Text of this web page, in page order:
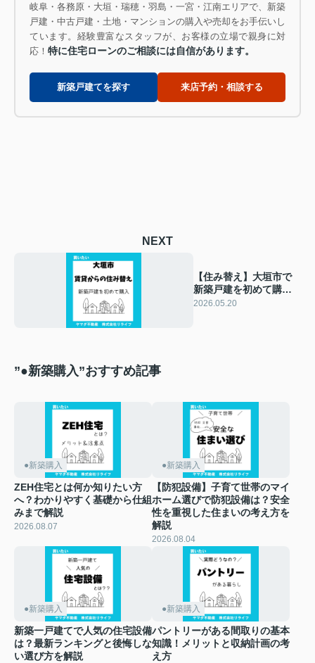
岐阜・各務原・大垣・瑞穂・羽島・一宮・江南エリアで、新築
戸建・中古戸建・土地・マンションの購入や売却をお手伝いし
ています。経験豊富なスタッフが、お客様の立場で親身に対
応！ 特に住宅ローンのご相談には自信があります。
新築戸建てを探す 来店予約・相談する
NEXT
【住み替え】大垣市で
新築戸建を初めて購入
するには？賃貸からの
2026.05.20
”●新築購入”おすすめ記事
●新築購入
ZEH住宅とは何か知りたい方
へ？わかりやすく基礎から仕組
みまで解説
2026.08.07
●新築購入
【防犯設備】子育て世帯のマイ
ホーム選びで防犯設備は？安全
性を重視した住まいの考え方を
解説
2026.08.04
●新築購入
新築一戸建てで人気の住宅設備
は？最新ランキングと後悔しな
い選び方を解説
●新築購入
パントリーがある間取りの基本
知識！メリットと収納計画の考
え方